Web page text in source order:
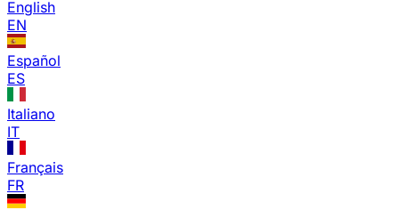
English
EN
Español
ES
Italiano
IT
Français
FR